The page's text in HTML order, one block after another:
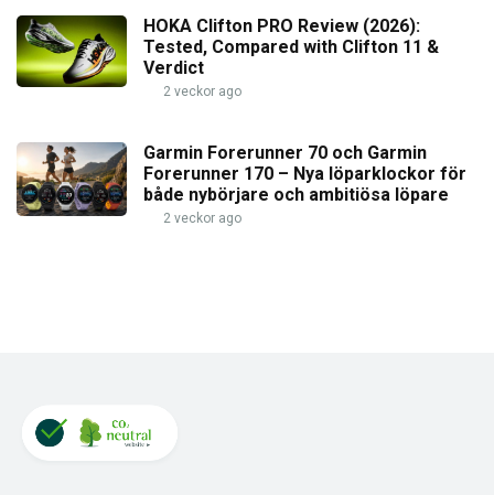
HOKA Clifton PRO Review (2026):
Tested, Compared with Clifton 11 &
Verdict
2 veckor ago
Garmin Forerunner 70 och Garmin
Forerunner 170 – Nya löparklockor för
både nybörjare och ambitiösa löpare
2 veckor ago